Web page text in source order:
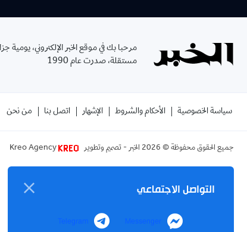
مرحبا بك في موقع الخبر الإلكتروني، يومية
مستقلة، صدرت عام 1990
سياسة الخصوصية الأحكام والشروط الإشهار اتصل بنا من نحن
جميع الحقوق محفوظة © 2026 الخبر - تصميم وتطوير Kreo Agency
التواصل الاجتماعي
Messenger
Telegram